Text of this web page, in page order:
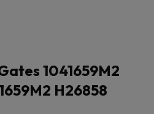
1041659M2
H26858